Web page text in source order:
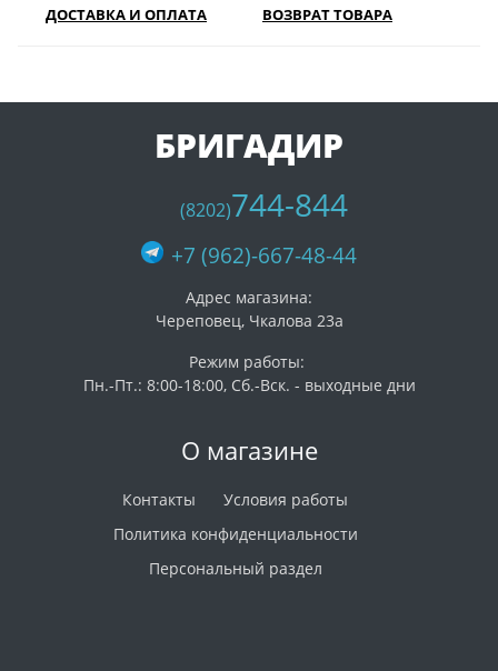
ДОСТАВКА И ОПЛАТА ВОЗВРАТ ТОВАРА
О магазине
Контакты
Условия работы
Политика конфиденциальности
Персональный раздел
БРИГАДИР
(8202)744-844
+7 (962)-667-48-44
Адрес магазина:
Череповец, Чкалова 23а
Режим работы:
Пн.-Пт.: 8:00-18:00, Сб.-Вск. - выходные дни